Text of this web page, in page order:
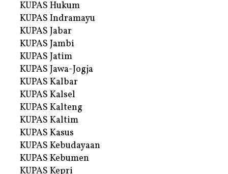
KUPAS Hukum
KUPAS Indramayu
KUPAS Jabar
KUPAS Jambi
KUPAS Jatim
KUPAS Jawa-Jogja
KUPAS Kalbar
KUPAS Kalsel
KUPAS Kalteng
KUPAS Kaltim
KUPAS Kasus
KUPAS Kebudayaan
KUPAS Kebumen
KUPAS Kepri